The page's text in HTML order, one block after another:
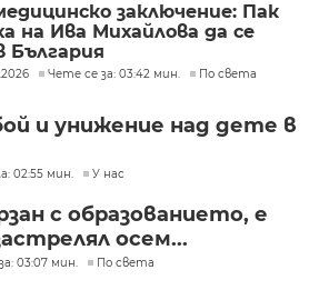
заключение: Пак
на Ива Михайлова да се
България
Чете се за: 03:42 мин. По света
и унижение над дете в
02:55 мин. У нас
с образованието, е
осем...
03:07 мин. По света